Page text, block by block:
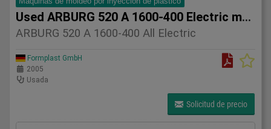
Used ARBURG 520 A 1600-400 Electric machines
ARBURG 520 A 1600-400 All Electric
Formplast GmbH
2005
Usada
Solicitud de precio